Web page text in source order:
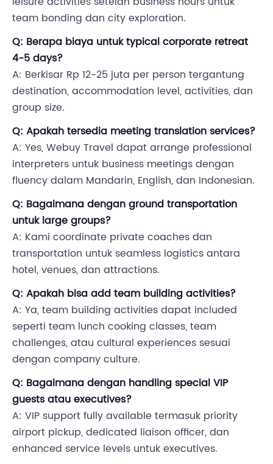
team bonding dan city exploration.
Q: Berapa biaya untuk typical corporate retreat
4-5 days?
A: Berkisar Rp 12-25 juta per person tergantung
destination, accommodation level, activities, dan
group size.
Q: Apakah tersedia meeting translation services?
A: Yes, Webuy Travel dapat arrange professional
interpreters untuk business meetings dengan
fluency dalam Mandarin, English, dan Indonesian.
Q: Bagaimana dengan ground transportation
untuk large groups?
A: Kami coordinate private coaches dan
transportation untuk seamless logistics antara
hotel, venues, dan attractions.
Q: Apakah bisa add team building activities?
A: Ya, team building activities dapat included
seperti team lunch cooking classes, team
challenges, atau cultural experiences sesuai
dengan company culture.
Q: Bagaimana dengan handling special VIP
guests atau executives?
A: VIP support fully available termasuk priority
airport pickup, dedicated liaison officer, dan
enhanced service levels untuk executives.